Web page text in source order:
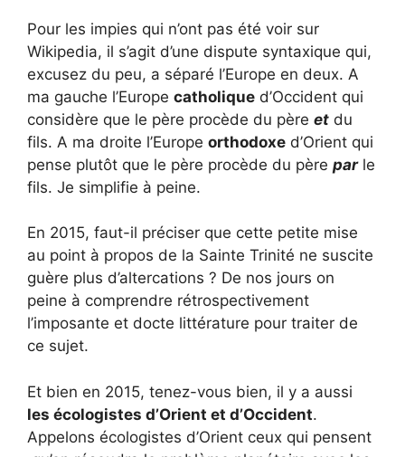
Pour les impies qui n’ont pas été voir sur
Wikipedia, il s’agit d’une dispute syntaxique qui,
excusez du peu, a séparé l’Europe en deux. A
ma gauche l’Europe catholique d’Occident qui
considère que le père procède du père et du
fils. A ma droite l’Europe orthodoxe d’Orient qui
pense plutôt que le père procède du père parle
fils. Je simplifie à peine.
En 2015, faut-il préciser que cette petite mise
au point à propos de la Sainte Trinité ne suscite
guère plus d’altercations ? De nos jours on
peine à comprendre rétrospectivement
l’imposante et docte littérature pour traiter de
ce sujet.
Et bien en 2015, tenez-vous bien, il y a aussi
les écologistes d’Orient et d’Occident.
Appelons écologistes d’Orient ceux qui pensent